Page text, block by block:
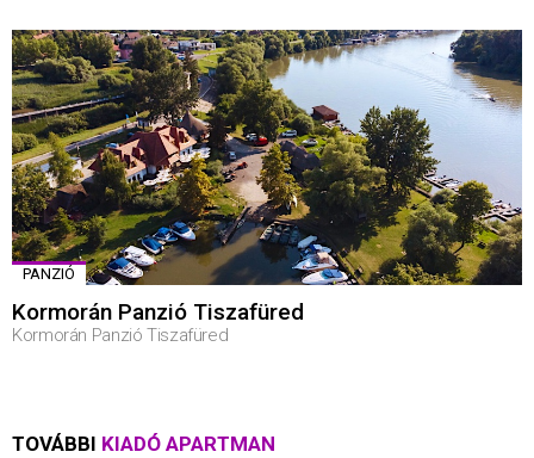
PANZIÓ
Kormorán Panzió Tiszafüred
Kormorán Panzió Tiszafüred
TOVÁBBI KIADÓ APARTMAN